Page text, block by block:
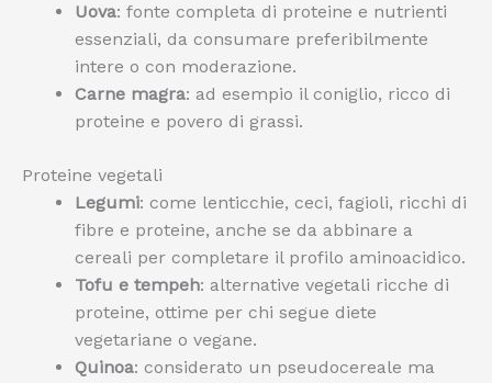
Uova: fonte completa di proteine e nutrienti
essenziali, da consumare preferibilmente
intere o con moderazione.
Carne magra: ad esempio il coniglio, ricco di
proteine e povero di grassi.
Proteine vegetali
Legumi: come lenticchie, ceci, fagioli, ricchi di
fibre e proteine, anche se da abbinare a
cereali per completare il profilo aminoacidico.
Tofu e tempeh: alternative vegetali ricche di
proteine, ottime per chi segue diete
vegetariane o vegane.
Quinoa: considerato un pseudocereale ma